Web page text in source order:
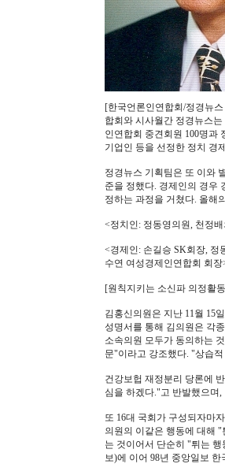
[한국언론인연합회/정경뉴
합회와 시사월간 정경뉴스
인연합회 중견회원 100명과
기업인 등을 선정한 정치 경
정경뉴스 기획팀은 또 이와
준을 정했다. 경제인의 경우
정하는 과정을 거쳤다. 올해
<정치인: 정동영의원, 천정
<경제인: 손길승 SK회장, 정
수연 여성경제인연합회 회장
[원칙지키는 소신파 의정활
김홍신의원은 지난 11월 15
성명서를 통해 김의원은 각
소속의원 모두가 동의하는
문"이라고 강조했다. "상습
건강보헙 재정분리 당론에
심을 하겠다."고 반발했으며
또 16대 국회가 구성되자마
의원의 이같은 행동에 대해
는 것이어서 단순히 "튀는
보)에 이어 98년 중앙일보